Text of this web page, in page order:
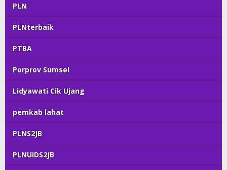
PLN
PLNterbaik
PTBA
Porprov Sumsel
Lidyawati Cik Ujang
pemkab lahat
PLNS2JB
PLNUIDS2JB